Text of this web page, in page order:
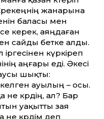
жанарына
баласы мен
керек, аяңдаған
сайды бетке алды.
күркіреп
аңғары еді. Әкесі
шықты:
ауылың – осы.
көрдің, ал? Бар
уақытты зая
көрдім деп